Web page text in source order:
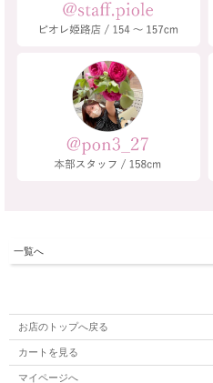
一覧へ
お店のトップへ戻る
カートを見る
マイページへ